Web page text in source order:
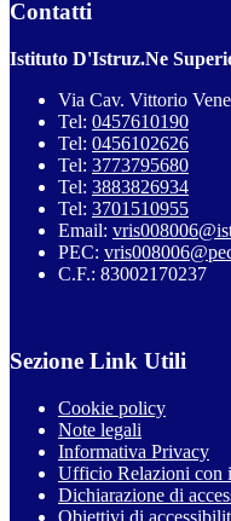
Contatti
Istituto D'Istruz.Ne
Via Cav. Vittorio
Tel: 0457610190
Tel: 0456102626
Tel: 3773795680
Tel: 3883826934
Tel: 3701510955
Email:
PEC:
C.F.: 83002170237
Sezione Link Utili
Cookie policy
Note legali
Informativa Privacy
Ufficio Relazioni con
Dichiarazione di
Obiettivi di